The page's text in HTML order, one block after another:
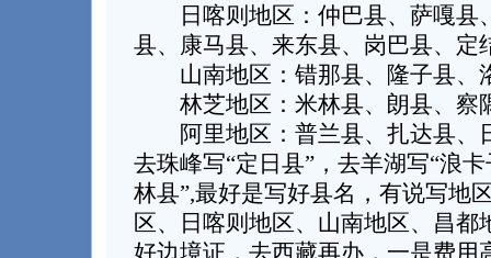
日喀则地区：仲巴县、萨嘎县
县、康马县、来东县、岗巴县、定
山南地区：错那县、隆子县、
林芝地区：米林县、朗县、察
阿里地区：普兰县、扎达县、
去珠峰写“定日县”，去羊湖写“浪
林县”,最好是写好县名，有说写地
区、日喀则地区、山南地区、昌都
好边境证，去西藏再办，一是费用